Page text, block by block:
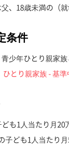
、18歳未満の（
条件
少年ひとり親家
とり親家族 - 基
も1人当たり月20
子ども1人当たり